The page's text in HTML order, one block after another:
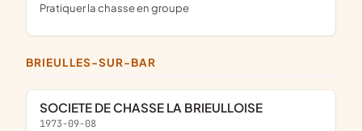
pratiquer la chasse en groupe
BRIEULLES-SUR-BAR
SOCIETE DE CHASSE LA BRIEULLOISE
1973-09-08